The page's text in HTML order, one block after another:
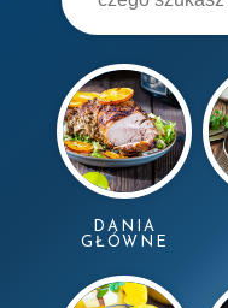
DANIA
GŁÓWNE